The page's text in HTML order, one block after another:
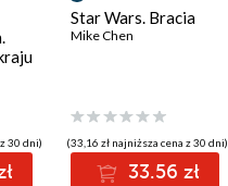
30 dni)
Star Wars. Bracia
Mike Chen
(33,16 zł najniższa cena z 30 dni)
33.56 zł